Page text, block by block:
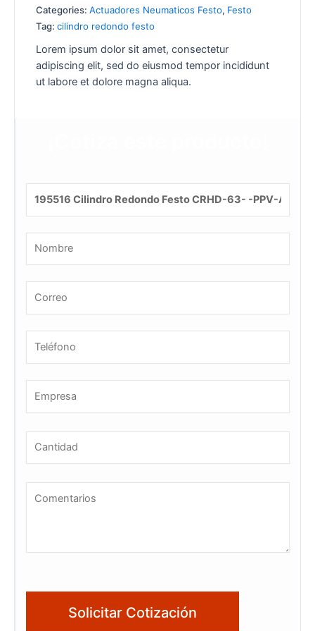
Categories: Actuadores Neumaticos Festo, Festo
Tag: cilindro redondo festo
Lorem ipsum dolor sit amet, consectetur
adipiscing elit, sed do eiusmod tempor incididunt
ut labore et dolore magna aliqua.